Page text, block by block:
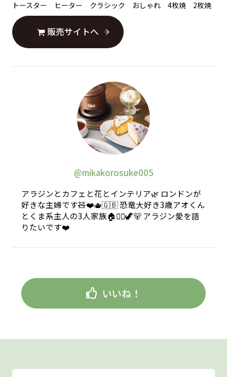
トースター ヒーター クラシック おしゃれ 4枚焼 2枚焼
販売サイトへ
@mikakorosuke005
アラジンとカフェと花とインテリア🌿 ロンドンが
好きな主婦です🧸❤️🫖🇬🇧 恐竜大好き3歳アオくん
とくま系主人の3人家族🏠💁‍♀️🦖🐻 アラジン愛を語
りたいです❤️
いいね！